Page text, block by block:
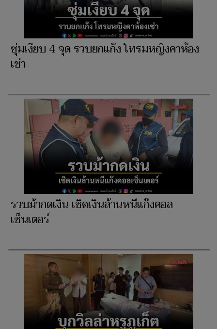
ซุ่มเงียบ 4 จุด รวบยกแก๊ง โทรมหญิงคาห้อง
เช่า
รวบม้ากดเงิน เชิดเงินล้านหนีแก๊งคอล
เซ็นเตอร์